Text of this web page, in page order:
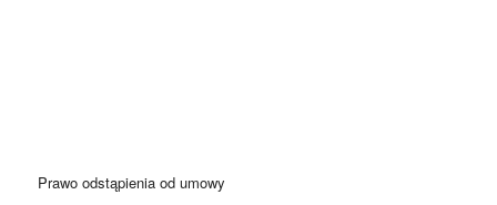
Prawo odstąpienia od umowy